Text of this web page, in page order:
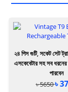
২৪ পিস গুটি, সকেট সেট
এসকেবেটার সহ সব ধরনের
পারবেন
৳ 5650৳